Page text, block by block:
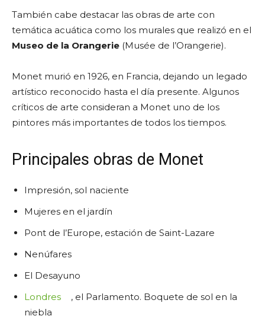
También cabe destacar las obras de arte con
temática acuática como los murales que realizó en el
Museo de la Orangerie (Musée de l’Orangerie).
Monet murió en 1926, en Francia, dejando un legado
artístico reconocido hasta el día presente. Algunos
críticos de arte consideran a Monet uno de los
pintores más importantes de todos los tiempos.
Principales obras de Monet
Impresión, sol naciente
Mujeres en el jardín
Pont de l’Europe, estación de Saint-Lazare
Nenúfares
El Desayuno
Londres
, el Parlamento. Boquete de sol en la
niebla